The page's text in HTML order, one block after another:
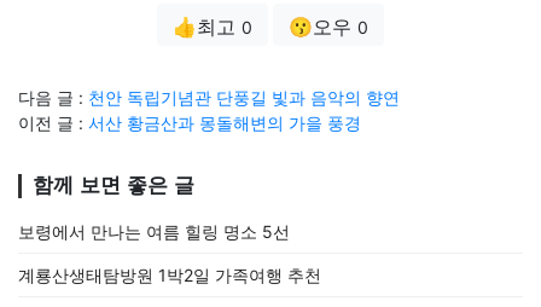
👍최고 0 😗오우 0
다음 글 : 천안 독립기념관 단풍길 빛과 음악의 향연
이전 글 : 서산 황금산과 몽돌해변의 가을 풍경
함께 보면 좋은 글
보령에서 만나는 여름 힐링 명소 5선
계룡산생태탐방원 1박2일 가족여행 추천